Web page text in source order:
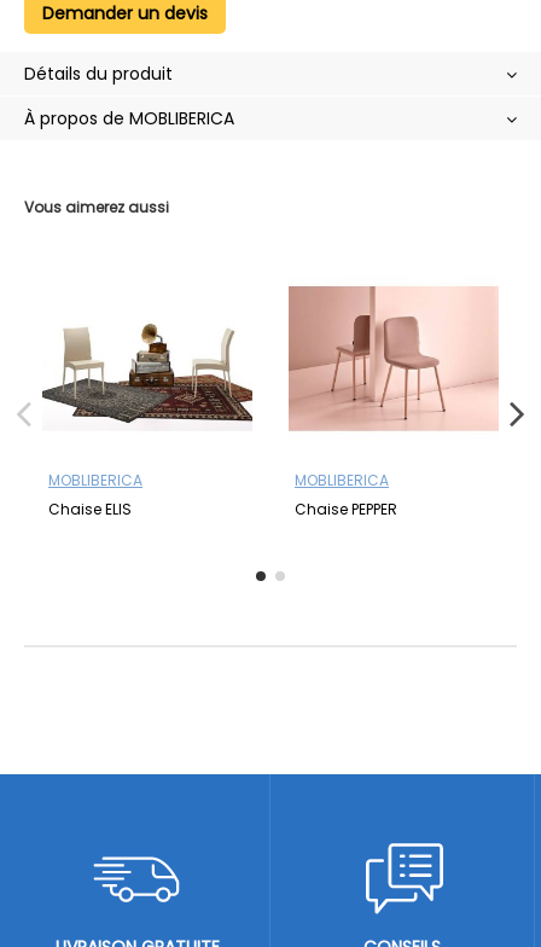
Vous aimerez aussi
MOBLIBERICA
Chaise ELIS
MOBLIBERICA
Chaise PEPPER
Demander un devis
Détails du produit
À propos de MOBLIBERICA